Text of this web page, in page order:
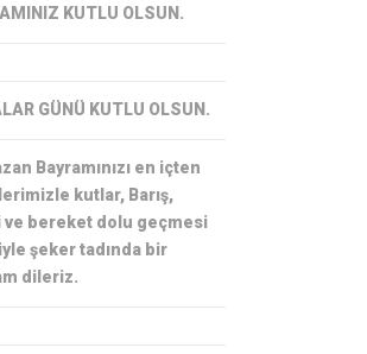
KUTLU OLSUN.
GÜNÜ KUTLU OLSUN.
Bayramınızı en içten
kutlar, Barış,
ve bereket dolu geçmesi
şeker tadında bir
dileriz.